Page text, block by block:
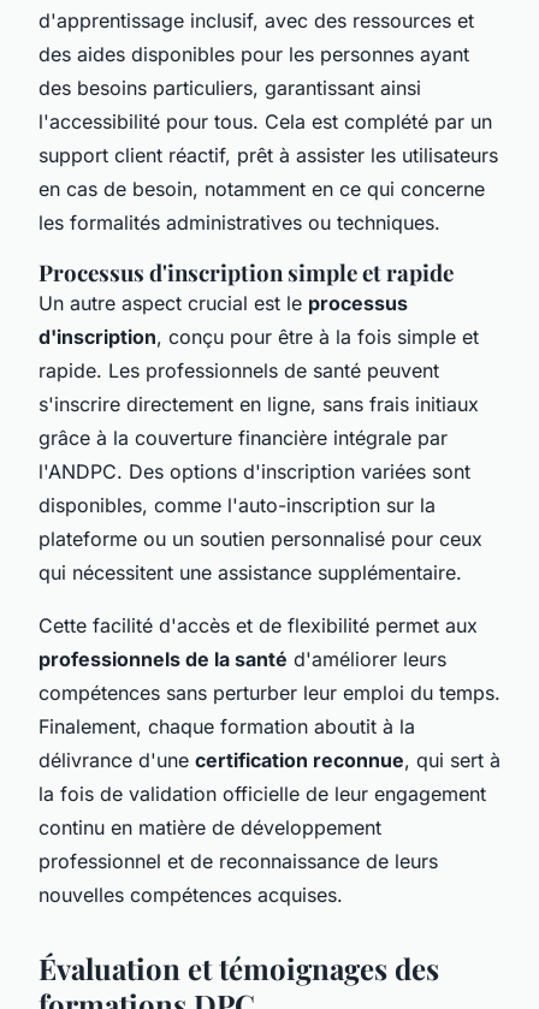
d'apprentissage inclusif, avec des ressources et
des aides disponibles pour les personnes ayant
des besoins particuliers, garantissant ainsi
l'accessibilité pour tous. Cela est complété par un
support client réactif, prêt à assister les utilisateurs
en cas de besoin, notamment en ce qui concerne
les formalités administratives ou techniques.
Processus d'inscription simple et rapide
Un autre aspect crucial est le processus
d'inscription, conçu pour être à la fois simple et
rapide. Les professionnels de santé peuvent
s'inscrire directement en ligne, sans frais initiaux
grâce à la couverture financière intégrale par
l'ANDPC. Des options d'inscription variées sont
disponibles, comme l'auto-inscription sur la
plateforme ou un soutien personnalisé pour ceux
qui nécessitent une assistance supplémentaire.
Cette facilité d'accès et de flexibilité permet aux
professionnels de la santé d'améliorer leurs
compétences sans perturber leur emploi du temps.
Finalement, chaque formation aboutit à la
délivrance d'une certification reconnue, qui sert à
la fois de validation officielle de leur engagement
continu en matière de développement
professionnel et de reconnaissance de leurs
nouvelles compétences acquises.
Évaluation et témoignages des